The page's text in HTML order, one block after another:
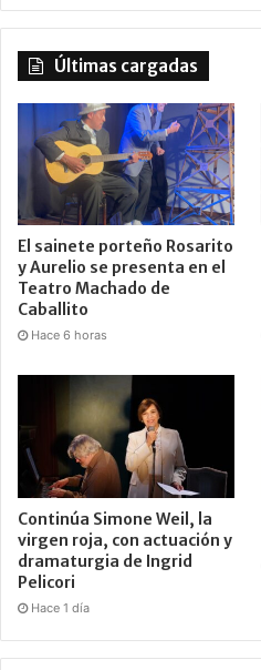
Últimas cargadas
El sainete porteño Rosarito
y Aurelio se presenta en el
Teatro Machado de
Caballito
Hace 6 horas
Continúa Simone Weil, la
virgen roja, con actuación y
dramaturgia de Ingrid
Pelicori
Hace 1 día